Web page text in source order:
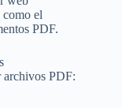
como el
PDF.
archivos PDF: